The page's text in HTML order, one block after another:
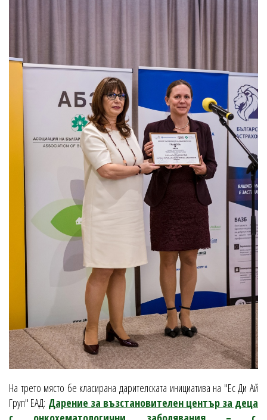
На трето място бе класирана дарителската инициатива на "Ес Ди Ай
Груп" ЕАД: Дарение за възстановителен център за деца